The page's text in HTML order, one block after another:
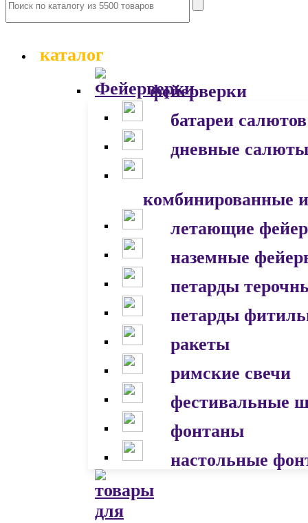
каталог
фейерверки
батареи салютов
дневные салюты
комбинированные
летающие
наземные
петарды
петарды
ракеты
римские свечи
фестивальные
фонтаны
настольные